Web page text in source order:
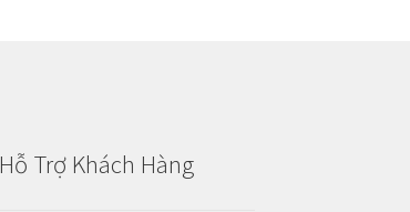
Hỗ Trợ Khách Hàng